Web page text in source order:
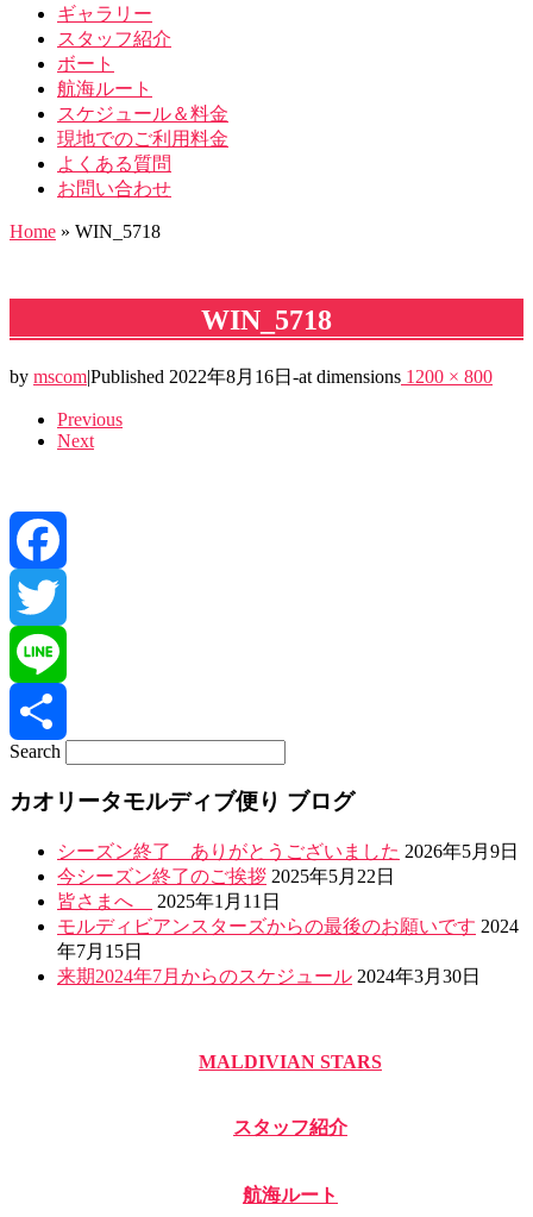
ギャラリー
スタッフ紹介
ボート
航海ルート
スケジュール＆料金
現地でのご利用料金
よくある質問
お問い合わせ
Home » WIN_5718
WIN_5718
by mscom|Published 2022年8月16日 -at dimensions 1200 × 800
Images
navigation
Previous
Next
Facebook
Twitter
Line
Search
カオリータモルディブ便り ブログ
シーズン終了 ありがとうございました 2026年5月9日
今シーズン終了のご挨拶 2025年5月22日
皆さまへ
2025年1月11日
モルディビアンスターズからの最後のお願いです 2024
年7月15日
来期2024年7月からのスケジュール 2024年3月30日
MALDIVIAN STARS
スタッフ紹介
航海ルート